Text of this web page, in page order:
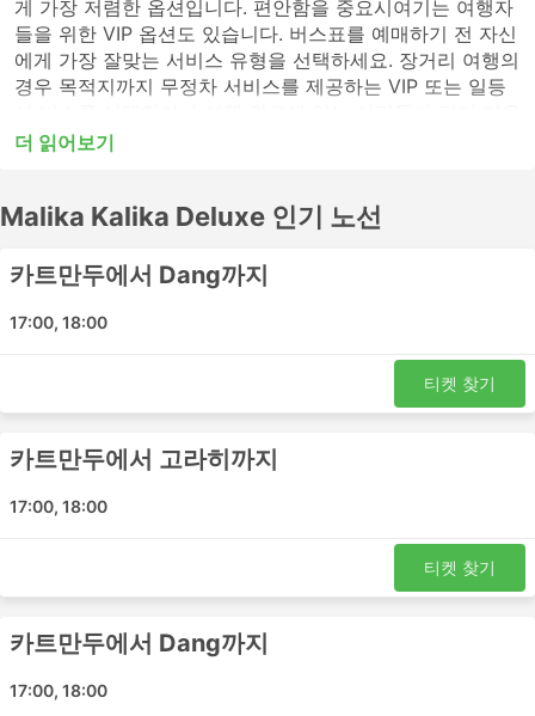
게 가장 저렴한 옵션입니다. 편안함을 중요시여기는 여행자
들을 위한 VIP 옵션도 있습니다. 버스표를 예매하기 전 자신
에게 가장 잘맞는 서비스 유형을 선택하세요. 장거리 여행의
경우 목적지까지 무정차 서비스를 제공하는 VIP 또는 일등
하지 않는 버스역에 전화하여 표를 알아보세요. 고속 버스
이 야간 버스로 이동이 가능하며, 일부 버스는 쾌적한 여행
예매 전 시간표를 확인하세요. Malika Kalika Deluxe에서
버스표를 온라인으로 예매하세요. 다른 여행자들의 후기를
참고하여 가장 좋은 버스표를 예매하세요.
Malika Kalika Deluxe 인기있는 버스역
습니다:
카트만두
Malika Kalika Deluxe 버스는 여러 노선을 운행하며 가장
인기 있는 노선 목록은 다음과 같습니다.
카트만두 - 고라히
더 읽어보기
Malika Kalika Deluxe 인기 노선
카트만두에서 Dang까지
17:00, 18:00
티켓 찾기
카트만두에서 고라히까지
17:00, 18:00
티켓 찾기
카트만두에서 Dang까지
17:00, 18:00